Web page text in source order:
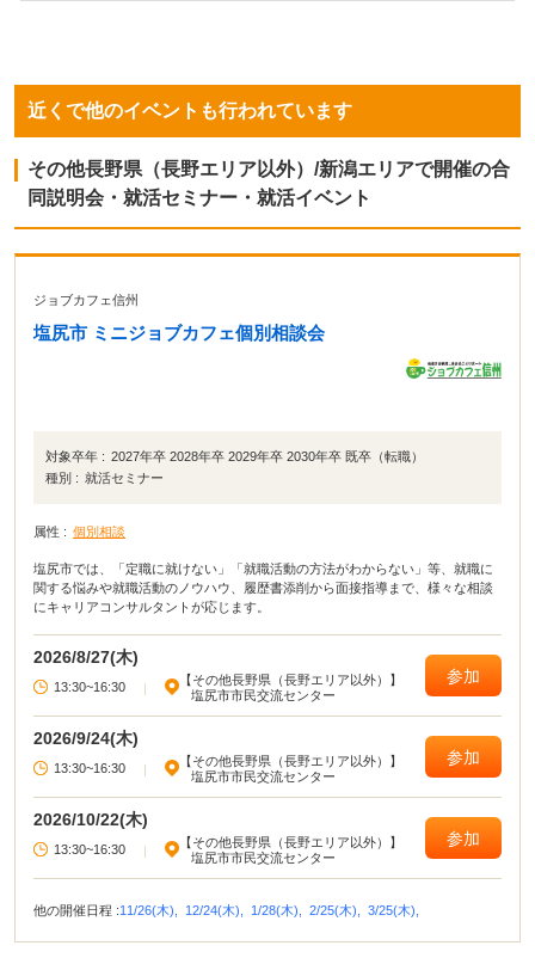
近くで他のイベントも行われています
その他長野県（長野エリア以外）/新潟エリアで開催の合
同説明会・就活セミナー・就活イベント
ジョブカフェ信州
塩尻市 ミニジョブカフェ個別相談会
対象卒年 : 2027年卒 2028年卒 2029年卒 2030年卒 既卒（転職）
種別 : 就活セミナー
属性 : 個別相談
塩尻市では、「定職に就けない」「就職活動の方法がわからない」等、就職に
関する悩みや就職活動のノウハウ、履歴書添削から面接指導まで、様々な相談
にキャリアコンサルタントが応じます。
2026/8/27(木)
13:30~16:30 |
【その他長野県（長野エリア以外）】
塩尻市市民交流センター
参加
2026/9/24(木)
13:30~16:30 |
【その他長野県（長野エリア以外）】
塩尻市市民交流センター
参加
2026/10/22(木)
13:30~16:30 |
【その他長野県（長野エリア以外）】
塩尻市市民交流センター
参加
他の開催日程 :11/26(木), 12/24(木), 1/28(木), 2/25(木), 3/25(木),